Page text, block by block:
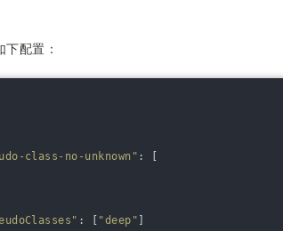
下配置：
class-no-unknown" :
[
: [ "deep" ]